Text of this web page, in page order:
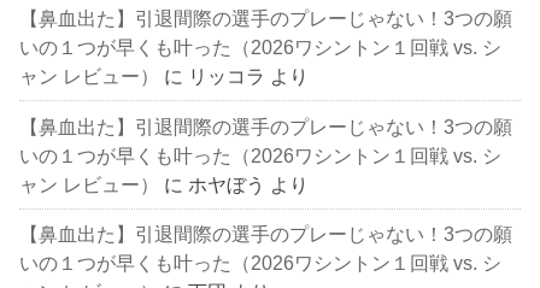
【鼻血出た】引退間際の選手のプレーじゃない！3つの願
いの１つが早くも叶った（2026ワシントン１回戦 vs. シ
ャン レビュー）
に リッコラ より
【鼻血出た】引退間際の選手のプレーじゃない！3つの願
いの１つが早くも叶った（2026ワシントン１回戦 vs. シ
ャン レビュー）
に ホヤぼう より
【鼻血出た】引退間際の選手のプレーじゃない！3つの願
いの１つが早くも叶った（2026ワシントン１回戦 vs. シ